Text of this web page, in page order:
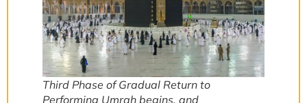
Third Phase of Gradual Return to
Performing Umrah begins, and